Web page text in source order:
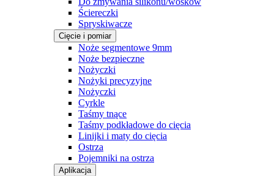
Ściereczki
Spryskiwacze
Cięcie i pomiar
Noże segmentowe 9mm
Noże bezpieczne
Nożyczki
Nożyki precyzyjne
Nożyczki
Cyrkle
Taśmy tnące
Taśmy podkładowe do cięcia
Linijki i maty do cięcia
Ostrza
Pojemniki na ostrza
Aplikacja